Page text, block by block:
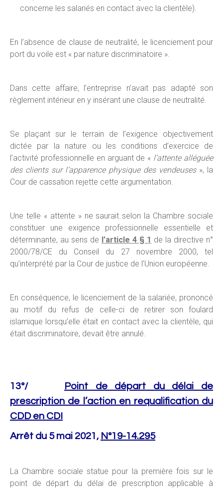
concerne les salariés en contact avec la clientèle).
En l’absence de clause de neutralité, le licenciement pour
port du voile est « par nature discriminatoire ».
Dans cette affaire, l’entreprise n’avait pas adapté son
règlement intérieur en y insérant une clause de neutralité.
Se plaçant sur le terrain de l’exigence objectivement
dictée par la nature ou les conditions d’exercice de
l’activité professionnelle en arguant de « l’attente alléguée
des clients sur l’apparence physique des vendeuses», la
Cour de cassation rejette cette argumentation.
Une telle « attente » ne saurait selon la Chambre sociale
constituer une exigence professionnelle essentielle et
déterminante, au sens de l’article 4 § 1 de la directive n°
2000/78/CE du Conseil du 27 novembre 2000, tel
qu’interprété par la Cour de justice de l’Union européenne.
En conséquence, le licenciement de la salariée, prononcé
au motif du refus de celle-ci de retirer son foulard
islamique lorsqu’elle était en contact avec la clientèle, qui
était discriminatoire, devait être annulé.
13°/
Point de départ du délai de
prescription de l’action en requalification du
CDD en CDI
Arrêt du 5 mai 2021, N°19-14.295
La Chambre sociale statue pour la première fois sur le
point de départ du délai de prescription applicable à